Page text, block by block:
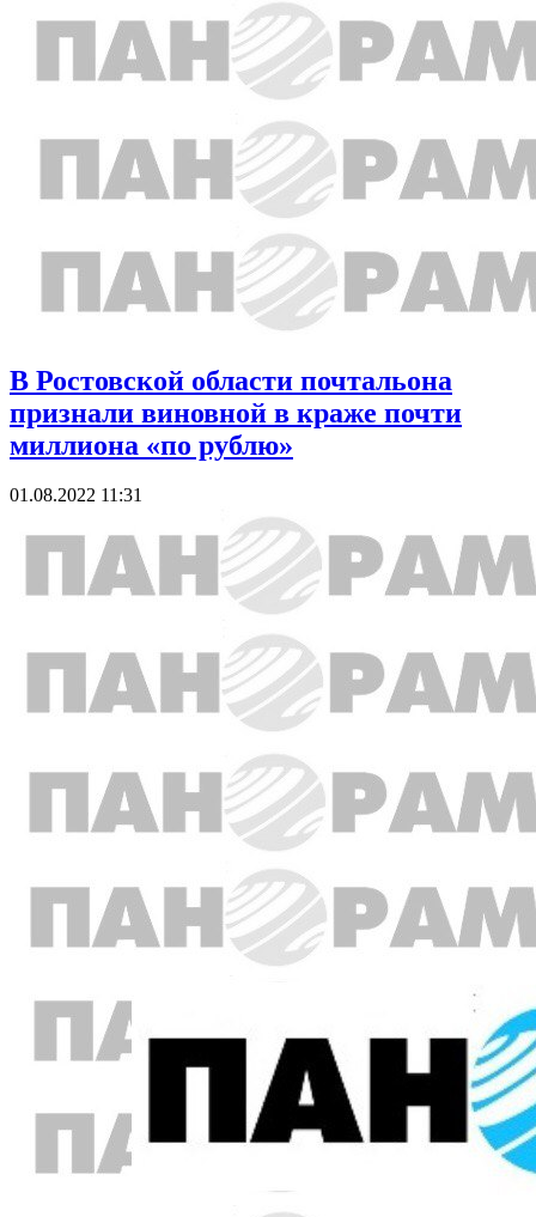
В Ростовской области почтальона
признали виновной в краже почти
миллиона «по рублю»
01.08.2022 11:31